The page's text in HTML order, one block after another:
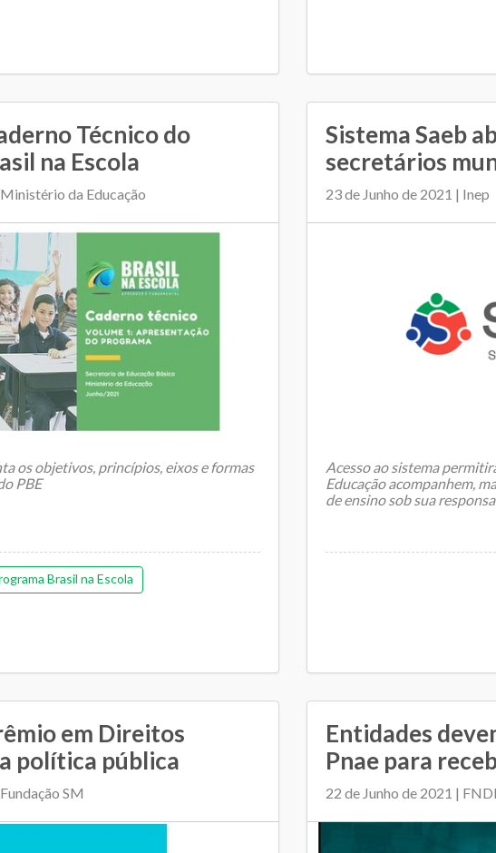
Técnico do
na Escola
da Educação
os objetivos, princípios, eixos e formas
PBE
Básica (SEB) do Ministério...
Brasil na Escola
Sistema Saeb
secretários
23 de Junho de 2021 | Inep
Acesso ao sistema
Educação acompanhem,
de ensino sob sua
em Direitos
política pública
SM
Entidades
Pnae para
22 de Junho de 2021 |